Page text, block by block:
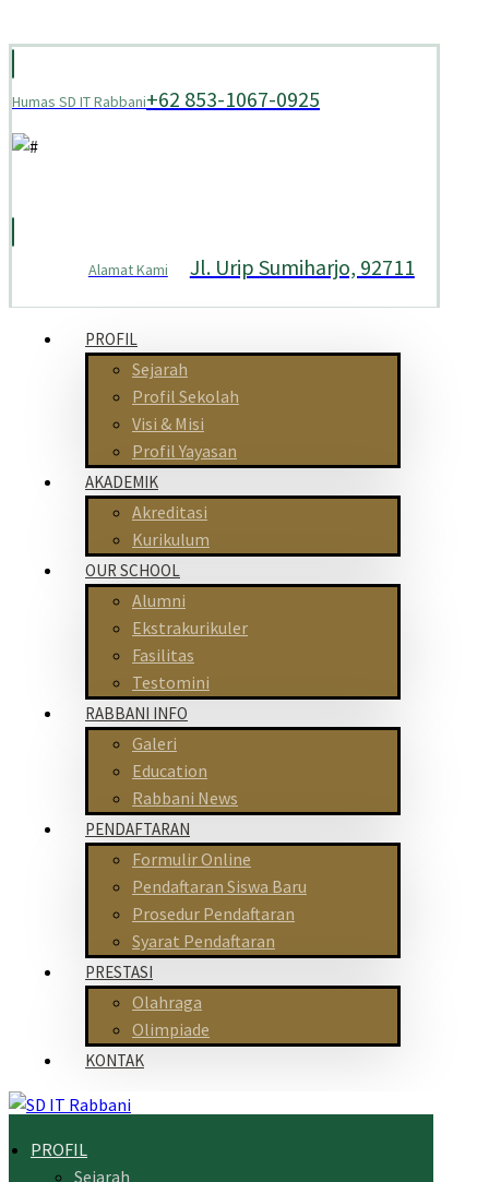
Humas SD IT Rabbani+62 853-1067-0925
Alamat Kami Jl. Urip Sumiharjo, 92711
PROFIL
Sejarah
Profil Sekolah
Visi & Misi
Profil Yayasan
AKADEMIK
Akreditasi
Kurikulum
OUR SCHOOL
Alumni
Ekstrakurikuler
Fasilitas
Testomini
RABBANI INFO
Galeri
Education
Rabbani News
PENDAFTARAN
Formulir Online
Pendaftaran Siswa Baru
Prosedur Pendaftaran
Syarat Pendaftaran
PRESTASI
Olahraga
Olimpiade
KONTAK
PROFIL
Sejarah